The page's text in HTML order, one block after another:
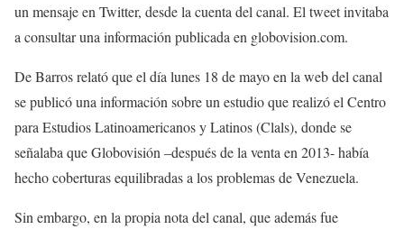
un mensaje en Twitter, desde la cuenta del canal. El tweet invitaba
a consultar una información publicada en globovision.com.
De Barros relató que el día lunes 18 de mayo en la web del canal
se publicó una información sobre un estudio que realizó el Centro
para Estudios Latinoamericanos y Latinos (Clals), donde se
señalaba que Globovisión –después de la venta en 2013- había
hecho coberturas equilibradas a los problemas de Venezuela.
Sin embargo, en la propia nota del canal, que además fue